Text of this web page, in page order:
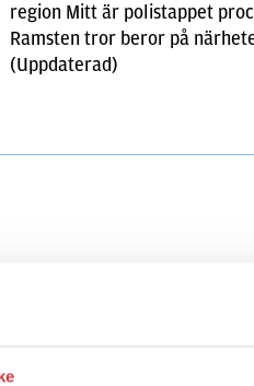
region Mitt är polistappet
Ramsten tror beror på
(Uppdaterad)